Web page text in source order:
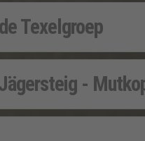
Texelgroep
-